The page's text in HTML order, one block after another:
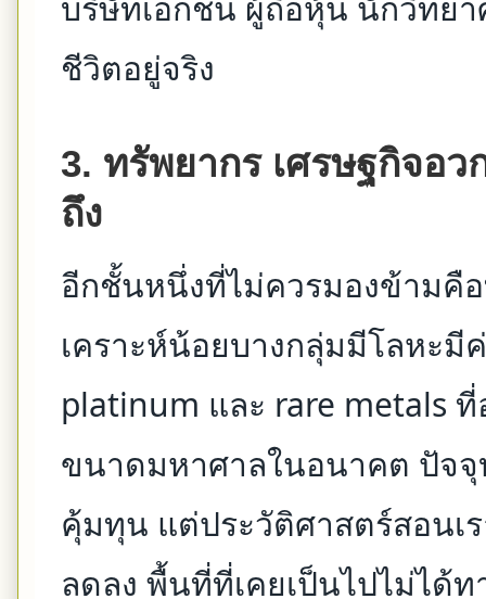
ชีวิตอยู่จริง
3. ทรัพยากร เศรษฐกิจอ
ถึง
อีกชั้นหนึ่งที่ไม่ควรมองข้ามคื
เคราะห์น้อยบางกลุ่มมีโลหะมี
platinum และ rare metals
ขนาดมหาศาลในอนาคต ปัจจุ
คุ้มทุน แต่ประวัติศาสตร์สอนเ
ลดลง พื้นที่ที่เคยเป็นไปไม่ได้ท